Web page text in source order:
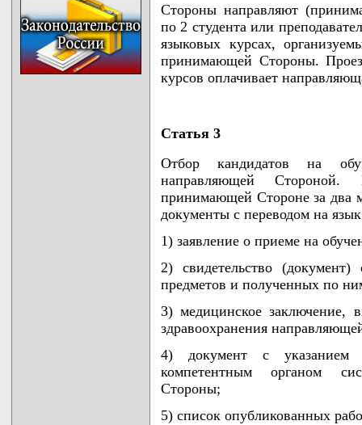
Стороны направляют
по 2 студента или
языковых курсах,
принимающей Стороны.
курсов оплачивает
Статья 3
Отбор кандидатов на
направляющей Стороной.
принимающей Стороне за два
документы с переводом на
1) заявление о приеме на
2) свидетельство
предметов и полученных по
3) медицинское заключение,
здравоохранения
4) документ с указанием
компетентным органом
Стороны;
5) список опубликованных